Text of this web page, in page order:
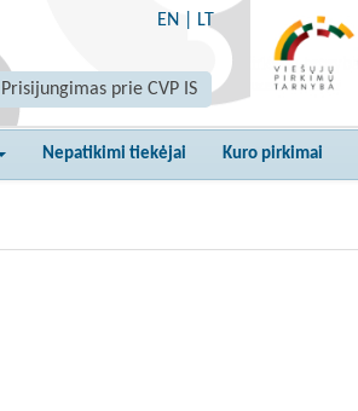
EN LT
Prisijungimas prie CVP IS
Nepatikimi tiekėjai Kuro pirkimai